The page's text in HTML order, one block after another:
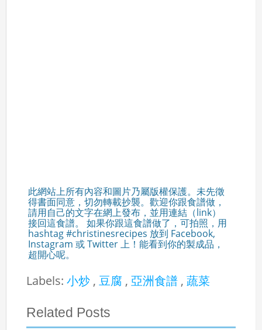
此網站上所有內容和圖片乃屬版權保護。未先徵
得書面同意，切勿轉載抄襲。歡迎你跟食譜做，
請用自己的文字在網上發布，並用連結（link）
接回這食譜。 如果你跟這食譜做了，可拍照，用
hashtag #christinesrecipes 放到 Facebook,
Instagram 或 Twitter 上！能看到你的製成品，
超開心呢。
Labels:小炒 ,豆腐 ,亞洲食譜 ,蔬菜
Related Posts